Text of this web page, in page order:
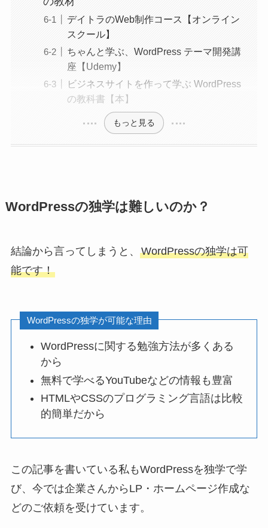
デイトラのWeb制作コース【オンライン
スクール】
ちゃんと学ぶ、WordPress テーマ開発講
座【Udemy】
ビジネスサイトを作って学ぶ WordPress
の教科書【本】
もっと見る
WordPressの独学は難しいのか？
結論から言ってしまうと、 WordPressの独学は可
能です！
WordPressの独学が可能な理由
WordPressに関する勉強方法が多くある
から
無料で学べるYouTubeなどの情報も豊富
HTMLやCSSのプログラミング言語は比較
的簡単だから
この記事を書いている私もWordPressを独学で学
び、今では企業さんからLP・ホームページ作成な
どのご依頼を受けています。